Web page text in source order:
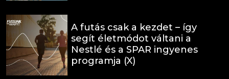
A futás csak a kezdet – így
segít életmódot váltani a
Nestlé és a SPAR ingyenes
programja (X)